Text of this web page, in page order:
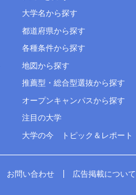
大学名から探す
都道府県から探す
各種条件から探す
地図から探す
推薦型・総合型選抜から探す
オープンキャンパスから探す
注目の大学
大学の今 トピック＆レポート
お問い合わせ 広告掲載について